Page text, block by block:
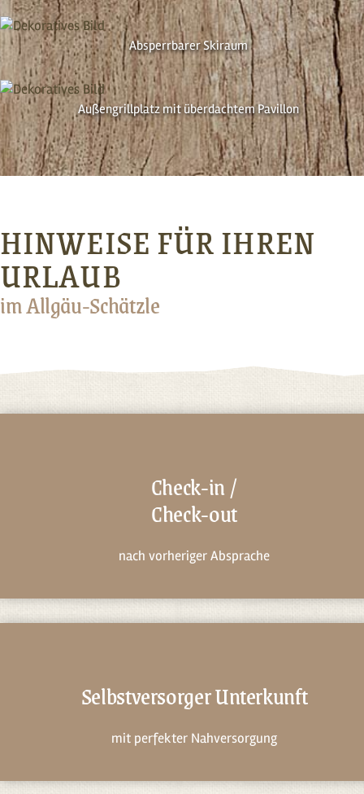
Absperrbarer Skiraum
Außen­grillplatz mit überdachtem Pavillon
HINWEISE FÜR IHREN
URLAUB
im Allgäu-Schätzle
Check-in /
Check-out
nach vorheriger Absprache
Selbstversorger Unterkunft
mit perfekter Nahversorgung